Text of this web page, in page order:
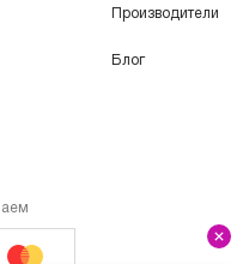
Производители
Блог